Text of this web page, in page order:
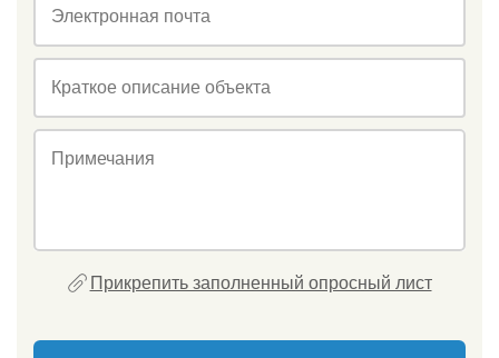
Электронная почта
Краткое описание объекта
Примечания
Прикрепить заполненный опросный лист